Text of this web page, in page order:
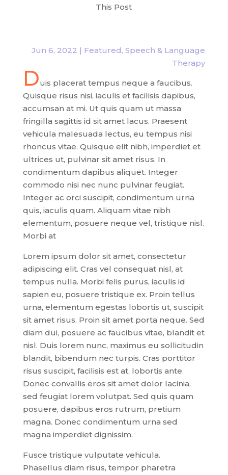
This Post
Jun 6, 2022 | Featured,Speech & Language
Therapy
Duis placerat tempus neque a faucibus.
Quisque risus nisi, iaculis et facilisis dapibus,
accumsan at mi. Ut quis quam ut massa
fringilla sagittis id sit amet lacus. Praesent
vehicula malesuada lectus, eu tempus nisi
rhoncus vitae. Quisque elit nibh, imperdiet et
ultrices ut, pulvinar sit amet risus. In
condimentum dapibus aliquet. Integer
commodo nisi nec nunc pulvinar feugiat.
Integer ac orci suscipit, condimentum urna
quis, iaculis quam. Aliquam vitae nibh
elementum, posuere neque vel, tristique nisl.
Morbi at
Lorem ipsum dolor sit amet, consectetur
adipiscing elit. Cras vel consequat nisl, at
tempus nulla. Morbi felis purus, iaculis id
sapien eu, posuere tristique ex. Proin tellus
urna, elementum egestas lobortis ut, suscipit
sit amet risus. Proin sit amet porta neque. Sed
diam dui, posuere ac faucibus vitae, blandit et
nisl. Duis lorem nunc, maximus eu sollicitudin
blandit, bibendum nec turpis. Cras porttitor
risus suscipit, facilisis est at, lobortis ante.
Donec convallis eros sit amet dolor lacinia,
sed feugiat lorem volutpat. Sed quis quam
posuere, dapibus eros rutrum, pretium
magna. Donec condimentum urna sed
magna imperdiet dignissim.
Fusce tristique vulputate vehicula.
Phasellus diam risus, tempor pharetra